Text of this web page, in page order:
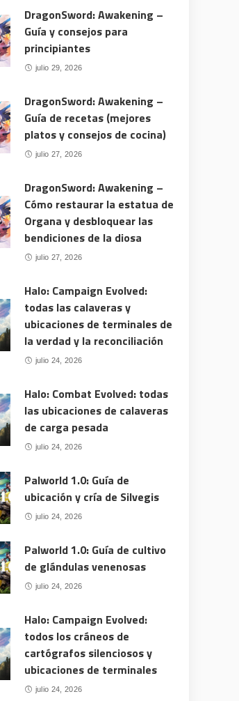
DragonSword: Awakening –
Guía y consejos para
principiantes
julio 29, 2026
DragonSword: Awakening –
Guía de recetas (mejores
platos y consejos de cocina)
julio 27, 2026
DragonSword: Awakening –
Cómo restaurar la estatua de
Organa y desbloquear las
bendiciones de la diosa
julio 27, 2026
Halo: Campaign Evolved:
todas las calaveras y
ubicaciones de terminales de
la verdad y la reconciliación
julio 24, 2026
Halo: Combat Evolved: todas
las ubicaciones de calaveras
de carga pesada
julio 24, 2026
Palworld 1.0: Guía de
ubicación y cría de Silvegis
julio 24, 2026
Palworld 1.0: Guía de cultivo
de glándulas venenosas
julio 24, 2026
Halo: Campaign Evolved:
todos los cráneos de
cartógrafos silenciosos y
ubicaciones de terminales
julio 24, 2026